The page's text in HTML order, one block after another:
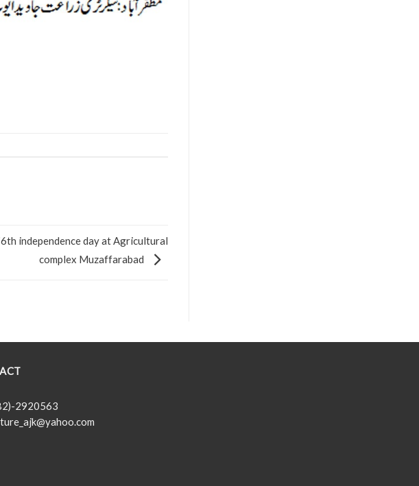
independence day at Agricultural
complex Muzaffarabad
2920563